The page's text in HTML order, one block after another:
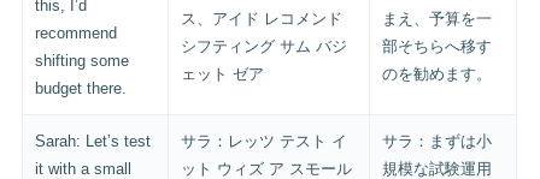
this, I’d
recommend
shifting some
budget there.
ス、アイド レコメンド
シフティング サム バジ
ェット ゼア
まえ、予算を一
部そちらへ移す
のを勧めます。
Sarah: Let’s test
it with a small
サラ：レッツ テスト イ
ット ウィズ ア スモール
サラ：まずは小
規模な試験運用